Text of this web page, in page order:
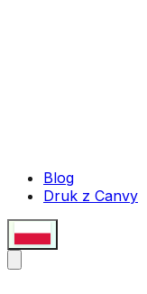
Blog
Druk z Canvy